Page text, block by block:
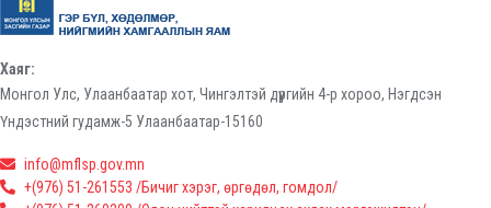
Хаяг:
Монгол Улс, Улаанбаатар хот, Чингэлтэй дүүргийн 4-р хороо, Нэгдсэн
Үндэстний гудамж-5 Улаанбаатар-15160
info@mflsp.gov.mn
+(976) 51-261553 /Бичиг хэрэг, өргөдөл, гомдол/